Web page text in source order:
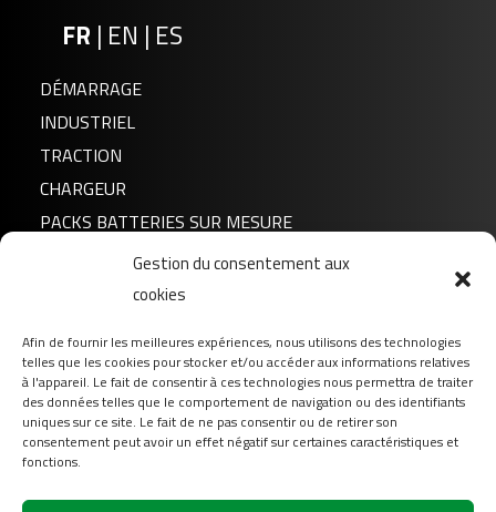
Gestion du consentement aux
cookies
Afin de fournir les meilleures expériences, nous utilisons des technologies
telles que les cookies pour stocker et/ou accéder aux informations relatives
à l'appareil. Le fait de consentir à ces technologies nous permettra de traiter
des données telles que le comportement de navigation ou des identifiants
uniques sur ce site. Le fait de ne pas consentir ou de retirer son
consentement peut avoir un effet négatif sur certaines caractéristiques et
fonctions.
FR | EN | ES
DÉMARRAGE
INDUSTRIEL
TRACTION
CHARGEUR
PACKS BATTERIES SUR MESURE
FAQ
Téléchargement
Login
Contact